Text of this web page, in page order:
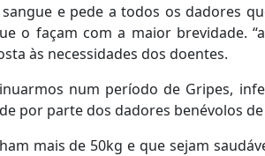
e pede a todos os dadores
o façam com a maior brevidade.
às necessidades dos doentes.
num período de Gripes,
por parte dos dadores benévolos
mais de 50kg e que sejam